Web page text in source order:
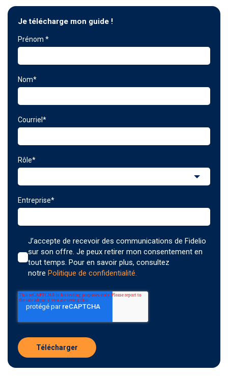
Je télécharge mon guide !
Prénom *
Nom*
Courriel *
Rôle*
Entreprise*
J’accepte de recevoir des communications de Fidelio
sur son offre. Je peux retirer mon consentement en
tout temps. Pour en savoir plus, consultez
notre Politique de confidentialité.
Télécharger